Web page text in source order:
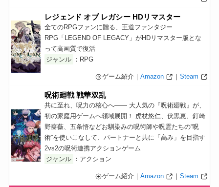
レジェンド オブ レガシー HDリマスター
全てのRPGファンに贈る、王道ファンタジー
RPG「LEGEND OF LEGACY」がHDリマスター版とな
って高画質で復活
ジャンル ：RPG
ゲーム紹介｜Amazon ｜ Steam
呪術廻戦 戦華双乱
共に至れ、呪力の核心へ―― 大人気の『呪術廻戦』が、
初の家庭用ゲームへ領域展開！ 虎杖悠仁、伏黒恵、釘崎
野薔薇、五条悟などお馴染みの呪術師や呪霊たちの“呪
術”を使いこなして、パートナーと共に「高み」を目指す
2vs2の呪術連携アクションゲーム
ジャンル ：アクション
ゲーム紹介｜Amazon ｜ Steam